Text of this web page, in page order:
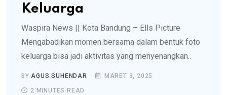
Keluarga
Waspira News || Kota Bandung – Ells Picture
Mengabadikan momen bersama dalam bentuk foto
keluarga bisa jadi aktivitas yang menyenangkan..
BYAGUS SUHENDAR MARET 3, 2025
2 MINUTES READ